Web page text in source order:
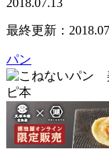
最終更新：
パン